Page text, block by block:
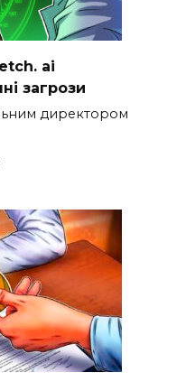
ai
загрози
директором